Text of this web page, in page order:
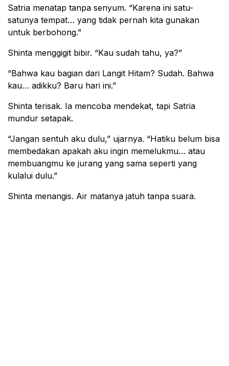
Satria menatap tanpa senyum. “Karena ini satu-
satunya tempat… yang tidak pernah kita gunakan
untuk berbohong.”
Shinta menggigit bibir. “Kau sudah tahu, ya?”
“Bahwa kau bagian dari Langit Hitam? Sudah. Bahwa
kau… adikku? Baru hari ini.”
Shinta terisak. Ia mencoba mendekat, tapi Satria
mundur setapak.
“Jangan sentuh aku dulu,” ujarnya. “Hatiku belum bisa
membedakan apakah aku ingin memelukmu… atau
membuangmu ke jurang yang sama seperti yang
kulalui dulu.”
Shinta menangis. Air matanya jatuh tanpa suara.